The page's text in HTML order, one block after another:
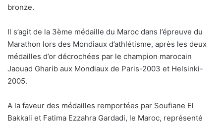
bronze.
Il s’agit de la 3ème médaille du Maroc dans l’épreuve du
Marathon lors des Mondiaux d’athlétisme, après les deux
médailles d’or décrochées par le champion marocain
Jaouad Gharib aux Mondiaux de Paris-2003 et Helsinki-
2005.
A la faveur des médailles remportées par Soufiane El
Bakkali et Fatima Ezzahra Gardadi, le Maroc, représenté